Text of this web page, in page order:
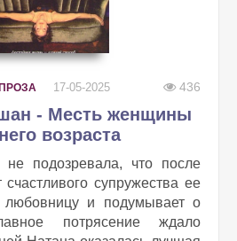
17-05-2025 436
- Месть женщины
возраста
подозревала, что после
счастливого супружества ее
и подумывает о
потрясение ждало